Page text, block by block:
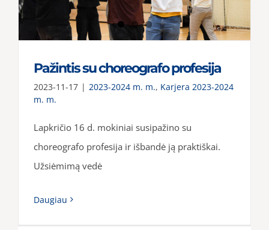
Pažintis su choreografo profesija
2023-11-17 | 2023-2024 m. m., Karjera 2023-2024
m. m.
Lapkričio 16 d. mokiniai susipažino su
choreografo profesija ir išbandė ją praktiškai.
Užsiėmimą vedė
Daugiau